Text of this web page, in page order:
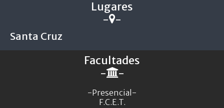
Lugares
- -
Santa Cruz
Facultades
-
-
-Presencial-
F.C.E.T.